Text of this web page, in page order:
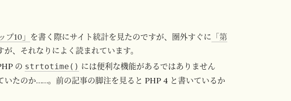
プ10」 を書く際にサイト統計を見たのですが、圏外すぐに 「第
、それなりによく読まれています。
の strtotime() には便利な機能があるではありません
いたのか……。前の記事の脚注を見ると PHP 4 と書いているか